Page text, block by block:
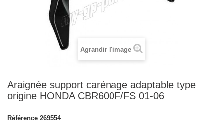
Agrandir l'image
Araignée support carénage adaptable type
origine HONDA CBR600F/FS 01-06
Référence 269554